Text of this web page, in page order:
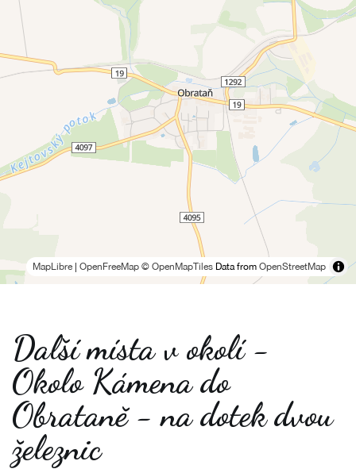
MapLibre OpenFreeMap © OpenMapTiles Data from OpenStreetMap
Další místa v okolí -
Okolo Kámena do
Obrataně - na dotek dvou
železnic